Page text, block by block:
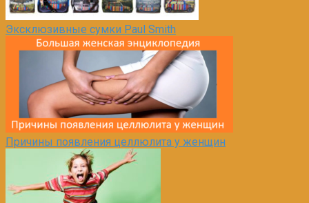
Эксклюзивные сумки Paul Smith
Причины появления целлюлита у женщин